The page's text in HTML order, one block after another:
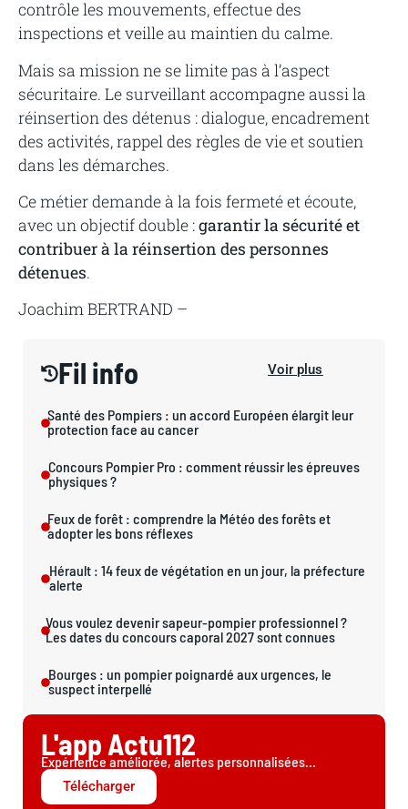
contrôle les mouvements, effectue des
inspections et veille au maintien du calme.
Mais sa mission ne se limite pas à l’aspect
sécuritaire. Le surveillant accompagne aussi la
réinsertion des détenus : dialogue, encadrement
des activités, rappel des règles de vie et soutien
dans les démarches.
Ce métier demande à la fois fermeté et écoute,
avec un objectif double :garantir la sécurité et
contribuer à la réinsertion des personnes
détenues.
Joachim BERTRAND –
Fil info Voir plus
Santé des Pompiers : un accord Européen élargit leur
protection face au cancer
Concours Pompier Pro : comment réussir les épreuves
physiques ?
Feux de forêt : comprendre la Météo des forêts et
adopter les bons réflexes
Hérault : 14 feux de végétation en un jour, la préfecture
alerte
Vous voulez devenir sapeur-pompier professionnel ?
Les dates du concours caporal 2027 sont connues
Bourges : un pompier poignardé aux urgences, le
suspect interpellé
L'app Actu112
Expérience améliorée, alertes personnalisées...
Télécharger